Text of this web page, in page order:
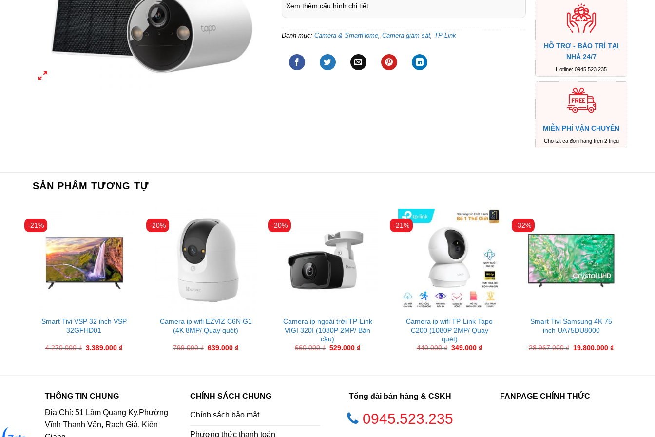
Xem thêm cấu hình chi tiết
Danh mục: Camera & SmartHome, Camera giám sát, TP-Link
HỖ TRỢ - BẢO TRÌ TẠI
NHÀ 24/7
Hotline: 0945.523.235
MIỄN PHÍ VẬN CHUYỂN
Cho tất cả đơn hàng trên 2 triệu
SẢN PHẨM TƯƠNG TỰ
-21%
Smart Tivi VSP 32 inch VSP
32GFHD01
4.270.000₫ 3.389.000₫
-20%
Camera ip wifi EZVIZ C6N G1
(4K 8MP/ Quay quét)
799.000₫ 639.000₫
-20%
Camera ip ngoài trời TP-Link
VIGI 320I (1080P 2MP/ Bán
cầu)
660.000₫ 529.000₫
-21%
Camera ip wifi TP-Link Tapo
C200 (1080P 2MP/ Quay
quét)
440.000₫ 349.000₫
-32%
Smart Tivi Samsung 4K 75
inch UA75DU8000
28.967.000₫ 19.800.000₫
THÔNG TIN CHUNG
Địa Chỉ: 51 Lâm Quang Ky,Phường
Vĩnh Thanh Vân, Rạch Giá, Kiên
CHÍNH SÁCH CHUNG
Chính sách bảo mật
Phương thức thanh toán
Tổng đài bán hàng & CSKH
0945.523.235
FANPAGE CHÍNH THỨC